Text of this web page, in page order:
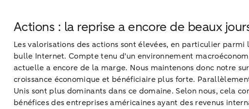
Actions : la reprise a encore de beaux
Les valorisations des actions sont élevées, en particulier
bulle Internet. Compte tenu d'un environnement
actuelle a encore de la marge. Nous maintenons donc notre
croissance économique et bénéficiaire plus forte.
Unis sont plus dominants dans ce domaine. Selon nous, cela
bénéfices des entreprises américaines ayant des revenus